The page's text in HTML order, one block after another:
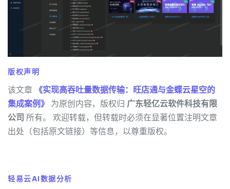
版权声明
该文章 《实现高吞吐量数据传输：旺店通与金蝶云星空的
集成案例》 为原创内容，版权归 广东轻亿云软件科技有限
公司 所有。 欢迎转载，但转载时必须在显著位置注明文章
出处（包括原文链接）等信息，以尊重版权。
轻易云AI数据分析